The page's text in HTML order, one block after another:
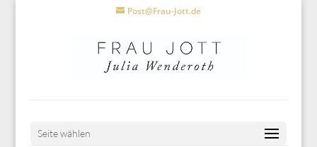
Post@Frau-Jott.de
Seite wählen